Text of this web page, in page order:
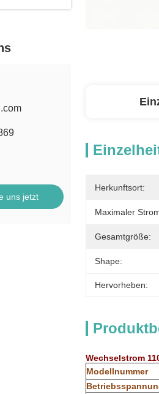
uns jetzt
Herkunftsort:
Maximaler
Gesamtgröße:
Shape:
Hervorheben:
Wechselstrom
Modellnummer